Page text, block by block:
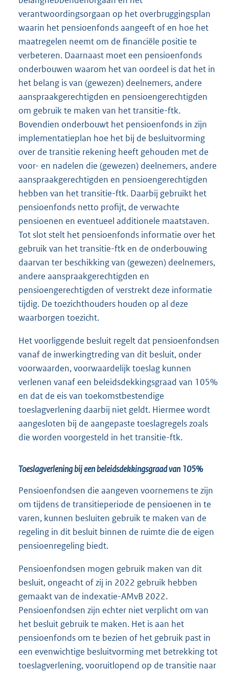
verantwoordingsorgaan op het overbruggingsplan
waarin het pensioenfonds aangeeft of en hoe het
maatregelen neemt om de financiële positie te
verbeteren. Daarnaast moet een pensioenfonds
onderbouwen waarom het van oordeel is dat het in
het belang is van (gewezen) deelnemers, andere
aanspraakgerechtigden en pensioengerechtigden
om gebruik te maken van het transitie-ftk.
Bovendien onderbouwt het pensioenfonds in zijn
implementatieplan hoe het bij de besluitvorming
over de transitie rekening heeft gehouden met de
voor- en nadelen die (gewezen) deelnemers, andere
aanspraakgerechtigden en pensioengerechtigden
hebben van het transitie-ftk. Daarbij gebruikt het
pensioenfonds netto profijt, de verwachte
pensioenen en eventueel additionele maatstaven.
Tot slot stelt het pensioenfonds informatie over het
gebruik van het transitie-ftk en de onderbouwing
daarvan ter beschikking van (gewezen) deelnemers,
andere aanspraakgerechtigden en
pensioengerechtigden of verstrekt deze informatie
tijdig. De toezichthouders houden op al deze
waarborgen toezicht.
Het voorliggende besluit regelt dat pensioenfondsen
vanaf de inwerkingtreding van dit besluit, onder
voorwaarden, voorwaardelijk toeslag kunnen
verlenen vanaf een beleidsdekkingsgraad van 105%
en dat de eis van toekomstbestendige
toeslagverlening daarbij niet geldt. Hiermee wordt
aangesloten bij de aangepaste toeslagregels zoals
die worden voorgesteld in het transitie-ftk.
Toeslagverlening bij een beleidsdekkingsgraad van 105%
Pensioenfondsen die aangeven voornemens te zijn
om tijdens de transitieperiode de pensioenen in te
varen, kunnen besluiten gebruik te maken van de
regeling in dit besluit binnen de ruimte die de eigen
pensioenregeling biedt.
Pensioenfondsen mogen gebruik maken van dit
besluit, ongeacht of zij in 2022 gebruik hebben
gemaakt van de indexatie-AMvB 2022.
Pensioenfondsen zijn echter niet verplicht om van
het besluit gebruik te maken. Het is aan het
pensioenfonds om te bezien of het gebruik past in
een evenwichtige besluitvorming met betrekking tot
toeslagverlening, vooruitlopend op de transitie naar